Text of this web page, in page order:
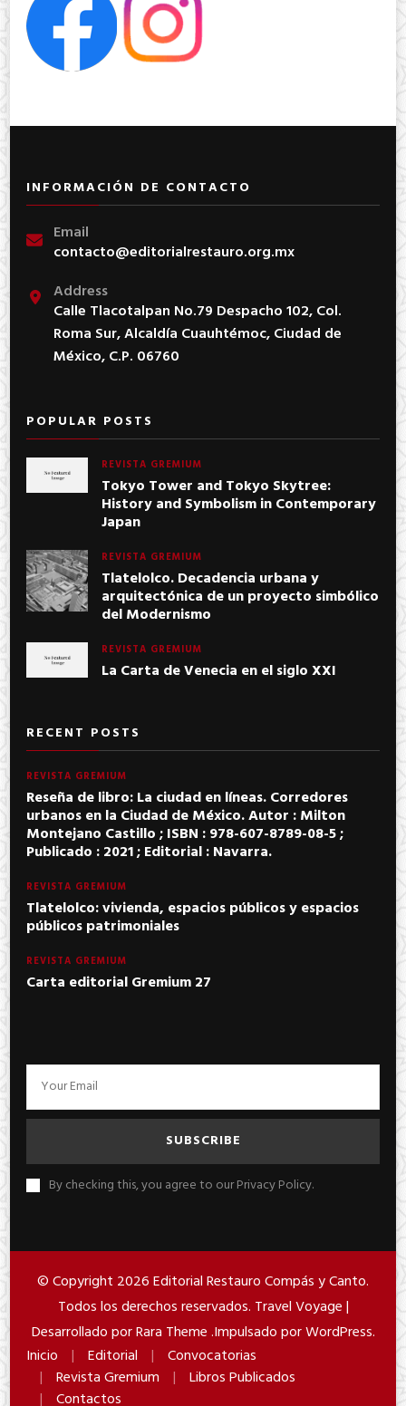
INFORMACIÓN DE CONTACTO
Email
contacto@editorialrestauro.org.mx
Address
Calle Tlacotalpan No.79 Despacho 102, Col.
Roma Sur, Alcaldía Cuauhtémoc, Ciudad de
México, C.P. 06760
POPULAR POSTS
REVISTA GREMIUM
Tokyo Tower and Tokyo Skytree:
History and Symbolism in Contemporary
Japan
REVISTA GREMIUM
Tlatelolco. Decadencia urbana y
arquitectónica de un proyecto simbólico
del Modernismo
REVISTA GREMIUM
La Carta de Venecia en el siglo XXI
RECENT POSTS
REVISTA GREMIUM
Reseña de libro: La ciudad en líneas. Corredores
urbanos en la Ciudad de México. Autor : Milton
Montejano Castillo ; ISBN : 978-607-8789-08-5 ;
Publicado : 2021 ; Editorial : Navarra.
REVISTA GREMIUM
Tlatelolco: vivienda, espacios públicos y espacios
públicos patrimoniales
REVISTA GREMIUM
Carta editorial Gremium 27
By checking this, you agree to our Privacy Policy.
© Copyright 2026Editorial Restauro Compás y Canto.
Todos los derechos reservados. Travel Voyage |
Desarrollado porRara Theme.Impulsado porWordPress.
Inicio
Editorial
Convocatorias
Revista Gremium
Libros Publicados
Contactos